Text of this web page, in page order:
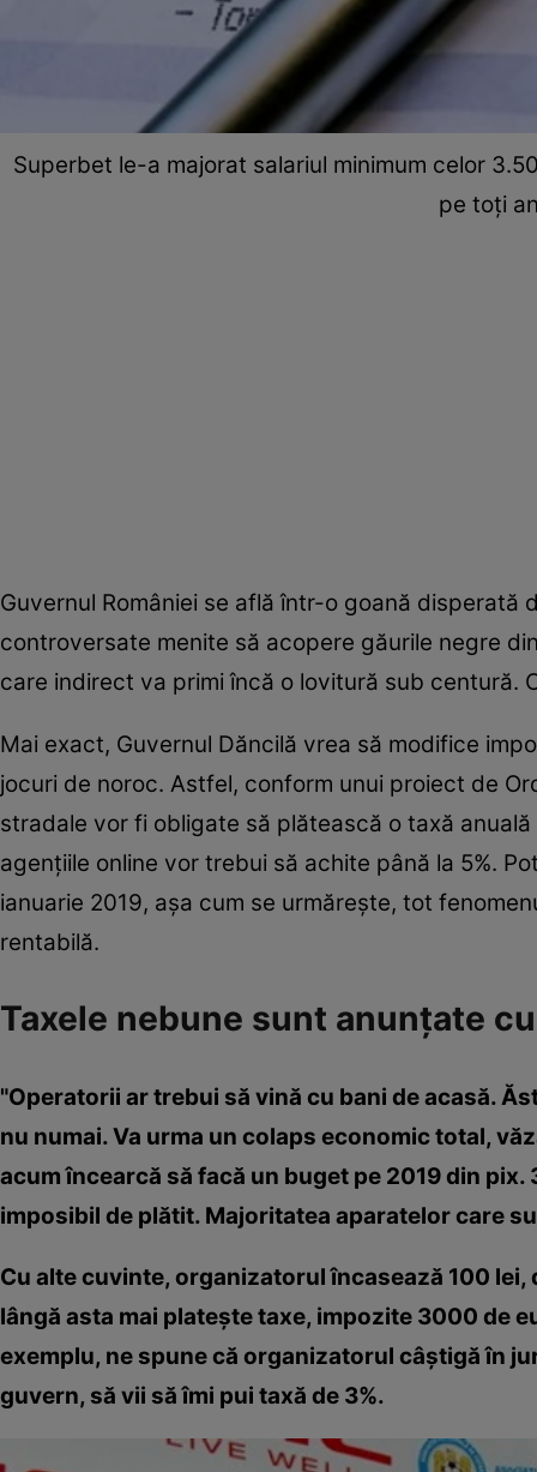
Superbet le-a majorat salariul minimum celor
pe toţi
Guvernul României se află într-o goană
controversate menite să acopere găurile negre
care indirect va primi încă o lovitură sub centură.
Mai exact, Guvernul Dăncilă vrea să modifice
jocuri de noroc. Astfel, conform unui proiect de
stradale vor fi obligate să plătească o taxă
agențiile online vor trebui să achite până la 5%.
ianuarie 2019, așa cum se urmăreşte, tot
rentabilă.
Taxele nebune sunt anunţate
"Operatorii ar trebui să vină cu bani de acasă.
nu numai. Va urma un colaps economic total,
acum încearcă să facă un buget pe 2019 din
imposibil de plătit. Majoritatea aparatelor care
Cu alte cuvinte, organizatorul încasează 100
lângă asta mai platește taxe, impozite 3000 de
exemplu, ne spune că organizatorul câștigă în
guvern, să vii să îmi pui taxă de 3%.